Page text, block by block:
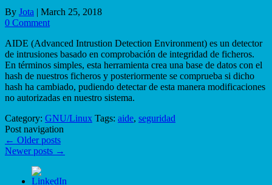
By Jota | March 25, 2018
0 Comment
AIDE (Advanced Intrustion Detection Environment) es un detector
de intrusiones basado en comprobación de integridad de ficheros.
En términos simples, esta herramienta crea una base de datos con el
hash de nuestros ficheros y posteriormente se comprueba si dicho
hash ha cambiado, pudiendo detectar de esta manera modificaciones
no autorizadas en nuestro sistema.
Category: GNU/Linux Tags: aide, seguridad
Post navigation
← Older posts
Newer posts →